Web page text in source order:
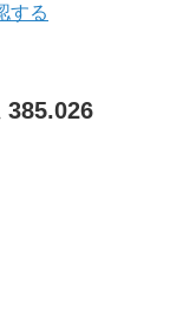
する
385.026